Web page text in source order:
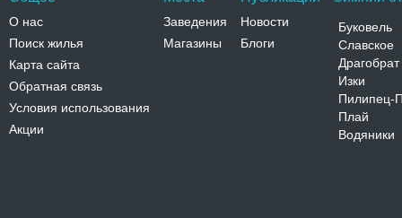
О нас
Поиск жилья
Карта сайта
Обратная связь
Условия использования
Акции
Заведения
Магазины
Новости
Блоги
Буковель
Славское
Драгобрат
Изки
Пилипец-
Плай
Водяники